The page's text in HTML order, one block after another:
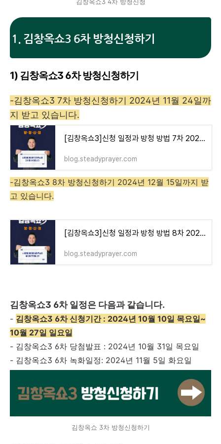
김창옥쇼3 4차 방청신청
1. 김창옥쇼3 6차 방청신청하기
1) 김창옥쇼3 6차 방청신청하기
-김창옥쇼3 7차 방청신청하기 2024년 11월 24일까
지 받고 있습니다.
[김창옥쇼3]신청 일정과 방청 방법 7차 2024년 11월 24일까지
blog.steadyprayer.com
-김창옥쇼3 8차 방청신청하기 2024년 12월 15일까지 받
고 있습니다.
[김창옥쇼3]신청 일정과 방청 방법 8차 2024년 12월 15일까지
blog.steadyprayer.com
김창옥쇼3 6차 일정은 다음과 같습니다.
- 김창옥쇼3 6차 신청기간 : 2024년 10월 10일 목요일~
10월 27일 일요일
- 김창옥쇼3 6차 당첨발표 : 2024년 10월 31일 목요일
- 김창옥쇼3 6차 녹화일정: 2024년 11월 5일 화요일
김창옥쇼 3차 방청신청하기